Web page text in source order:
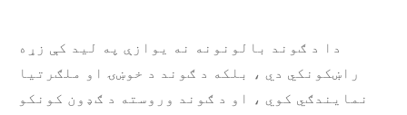
دا د ګوند بالونونه نه یوازې په لید کې زړه
راښکونکي دي ، بلکه د ګوند د خوښۍ او ملګرتیا
نمایندګي کوي ، او د ګوند وروسته د ګډون کونکو